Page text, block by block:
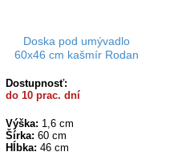
Doska pod umývadlo
60x46 cm kašmír Rodan
Dostupnosť:
do 10 prac. dní
Výška: 1,6 cm
Šírka: 60 cm
Hĺbka: 46 cm